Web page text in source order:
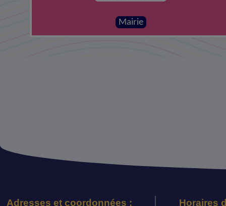
Mairie
Adresses et coordonnées : Horaires